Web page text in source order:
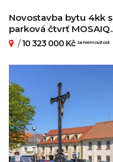
Novostavba bytu 4kk
parková čtvrť
/10 323 000 Kč za Nemovitost